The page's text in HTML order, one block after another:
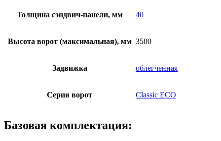
Толщина сэндвич-панели, мм 40
Высота ворот (максимальная), мм 3500
Задвижка облегченная
Серия ворот Classic ECO
Базовая комплектация: